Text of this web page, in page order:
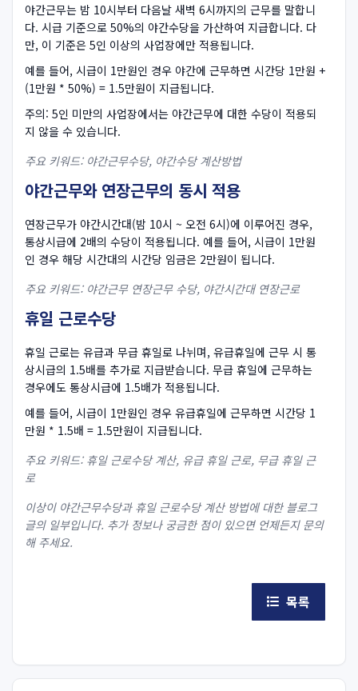
야간근무는 밤 10시부터 다음날 새벽 6시까지의 근무를 말합니
다. 시급 기준으로 50%의 야간수당을 가산하여 지급합니다. 다
만, 이 기준은 5인 이상의 사업장에만 적용됩니다.
예를 들어, 시급이 1만원인 경우 야간에 근무하면 시간당 1만원 +
(1만원 * 50%) = 1.5만원이 지급됩니다.
주의: 5인 미만의 사업장에서는 야간근무에 대한 수당이 적용되
지 않을 수 있습니다.
주요 키워드: 야간근무수당, 야간수당 계산방법
야간근무와 연장근무의 동시 적용
연장근무가 야간시간대(밤 10시 ~ 오전 6시)에 이루어진 경우,
통상시급에 2배의 수당이 적용됩니다. 예를 들어, 시급이 1만원
인 경우 해당 시간대의 시간당 임금은 2만원이 됩니다.
주요 키워드: 야간근무 연장근무 수당, 야간시간대 연장근로
휴일 근로수당
휴일 근로는 유급과 무급 휴일로 나뉘며, 유급휴일에 근무 시 통
상시급의 1.5배를 추가로 지급받습니다. 무급 휴일에 근무하는
경우에도 통상시급에 1.5배가 적용됩니다.
예를 들어, 시급이 1만원인 경우 유급휴일에 근무하면 시간당 1
만원 * 1.5배 = 1.5만원이 지급됩니다.
주요 키워드: 휴일 근로수당 계산, 유급 휴일 근로, 무급 휴일 근
로
이상이 야간근무수당과 휴일 근로수당 계산 방법에 대한 블로그
글의 일부입니다. 추가 정보나 궁금한 점이 있으면 언제든지 문의
해 주세요.
목록